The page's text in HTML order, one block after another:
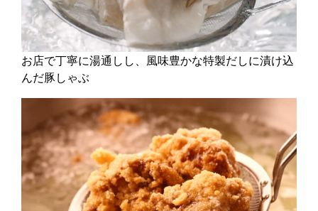
お店で丁寧に湯通しし、風味豊かな特製だしに漬け込
んだ豚しゃぶ